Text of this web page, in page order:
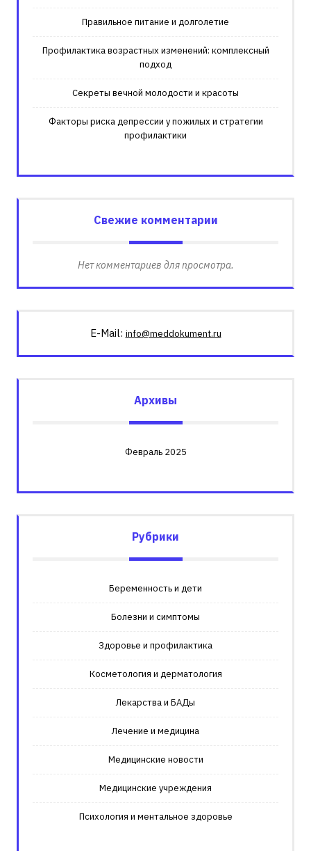
Правильное питание и долголетие
Профилактика возрастных изменений: комплексный
подход
Секреты вечной молодости и красоты
Факторы риска депрессии у пожилых и стратегии
профилактики
Свежие комментарии
Нет комментариев для просмотра.
E-Mail: info@meddokument.ru
Архивы
Февраль 2025
Рубрики
Беременность и дети
Болезни и симптомы
Здоровье и профилактика
Косметология и дерматология
Лекарства и БАДы
Лечение и медицина
Медицинские новости
Медицинские учреждения
Психология и ментальное здоровье